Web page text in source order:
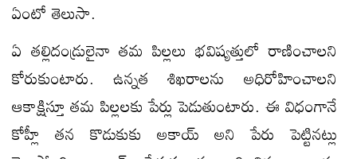
ఏంటో తెలుసా.
ఏ తల్లిదండ్రులైనా తమ పిల్లలు భవిష్యత్తులో రాణించాలని
కోరుకుంటారు. ఉన్నత శిఖరాలను అధిరోహించాలని
ఆకాక్షిస్తూ తమ పిల్లలకు పేర్లు పెడుతుంటారు. ఈ విధంగానే
కోహ్లీ తన కొడుకుకు అకాయ్ అని పేరు పెట్టినట్లు